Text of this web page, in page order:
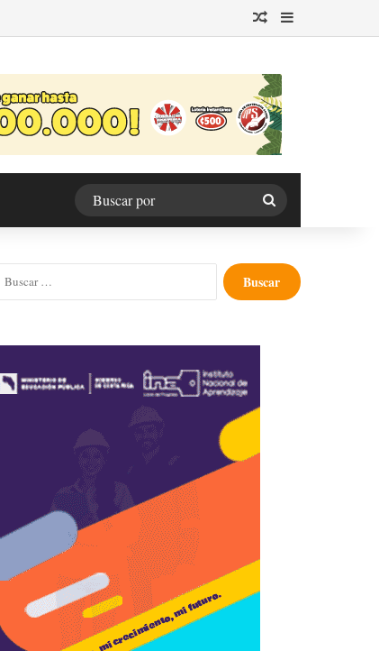
Publicación al azar
Barra lateral
Buscar
por
Buscar: